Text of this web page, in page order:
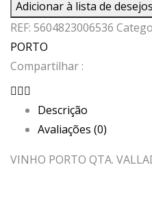
PORTO
QTA.
VALLADO
TAWNY
ANOS
50
Adicionar à lista de desejos
REF: 5604823006536
PORTO
Compartilhar :
Descrição
Avaliações (0)
VINHO PORTO QTA.